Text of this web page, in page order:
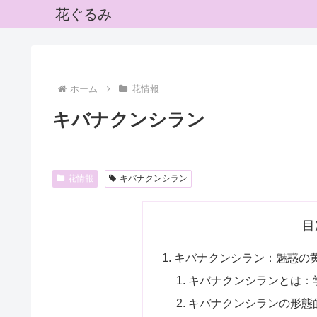
花ぐるみ
ホーム 花情報
キバナクンシラン
花情報 キバナクンシラン
キバナクンシラン：魅惑の
キバナクンシランとは
キバナクンシランの形